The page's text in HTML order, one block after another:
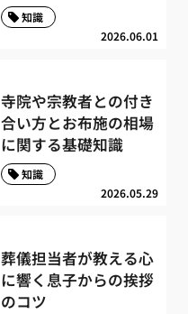
2026.06.01
知識
寺院や宗教者との付き
合い方とお布施の相場
に関する基礎知識
2026.05.29
知識
葬儀担当者が教える心
に響く息子からの挨拶
のコツ